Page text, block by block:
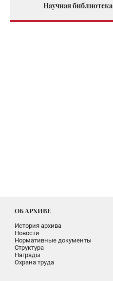
Научная библиотека
ОБ АРХИВЕ
История архива
Новости
Нормативные документы
Структура
Награды
Охрана труда